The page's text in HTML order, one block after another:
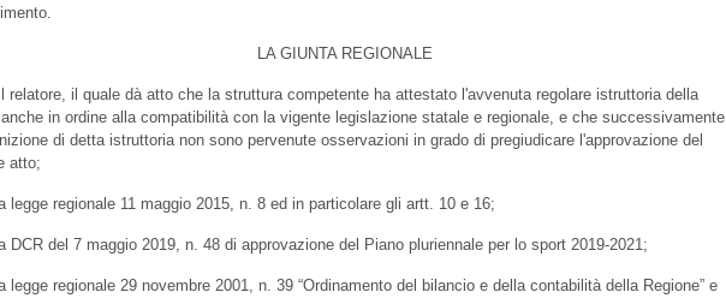
LA GIUNTA REGIONALE
relatore, il quale dà atto che la struttura competente ha attestato l'avvenuta regolare istruttoria della
in ordine alla compatibilità con la vigente legislazione statale e regionale, e che successivamente
di detta istruttoria non sono pervenute osservazioni in grado di pregiudicare l'approvazione del
atto;
legge regionale 11 maggio 2015, n. 8 ed in particolare gli artt. 10 e 16;
DCR del 7 maggio 2019, n. 48 di approvazione del Piano pluriennale per lo sport 2019-2021;
legge regionale 29 novembre 2001, n. 39 “Ordinamento del bilancio e della contabilità della Regione” e